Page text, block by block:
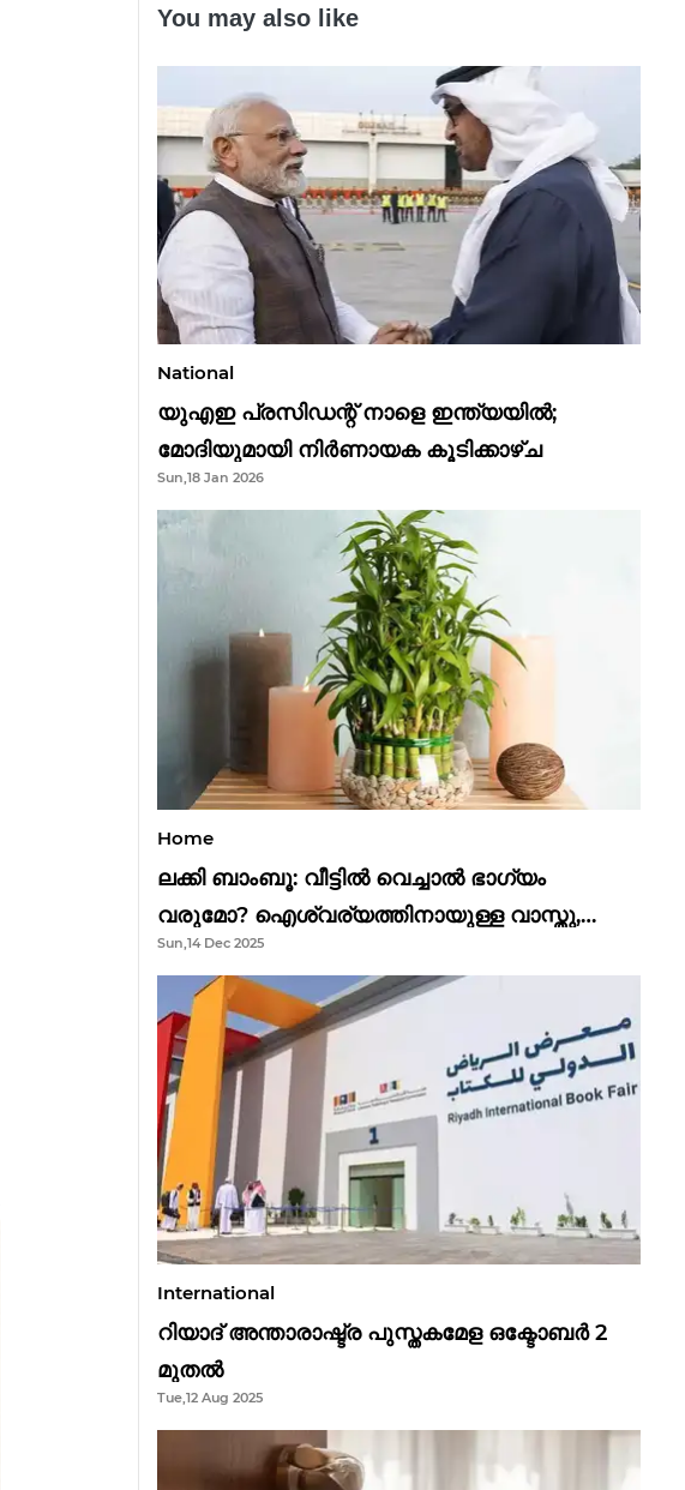
You may also like
National
യുഎഇ പ്രസിഡന്റ് നാളെ ഇന്ത്യയിൽ;
മോദിയുമായി നിർണായക കൂടിക്കാഴ്ച
Sun,18 Jan 2026
Home
ലക്കി ബാംബൂ: വീട്ടിൽ വെച്ചാൽ ഭാഗ്യം
വരുമോ? ഐശ്വര്യത്തിനായുള്ള വാസ്തു,
ഫെങ് ഷൂയി വിശ്വാസങ്ങൾ
Sun,14 Dec 2025
International
റിയാദ് അന്താരാഷ്ട്ര പുസ്തകമേള ഒക്ടോബർ 2
മുതൽ
Tue,12 Aug 2025